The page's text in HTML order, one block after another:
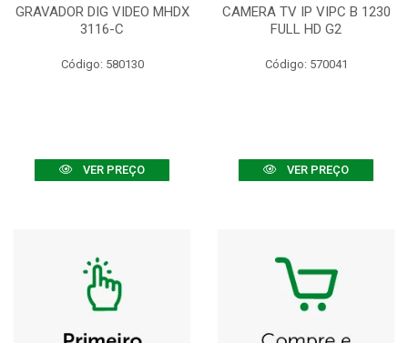
GRAVADOR DIG VIDEO MHDX
3116-C
Código: 580130
VER PREÇO
CAMERA TV IP VIPC B 1230
FULL HD G2
Código: 570041
VER PREÇO